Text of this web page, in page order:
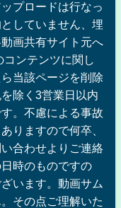
プロードは行なっ
していません、埋
画共有サイト元へ
ンテンツに関し
当該ページを削除
除く3営業日以内
。不慮による事故
りますので何卒、
合わせよりご連絡
時のものですの
います。動画サム
その点ご理解いた